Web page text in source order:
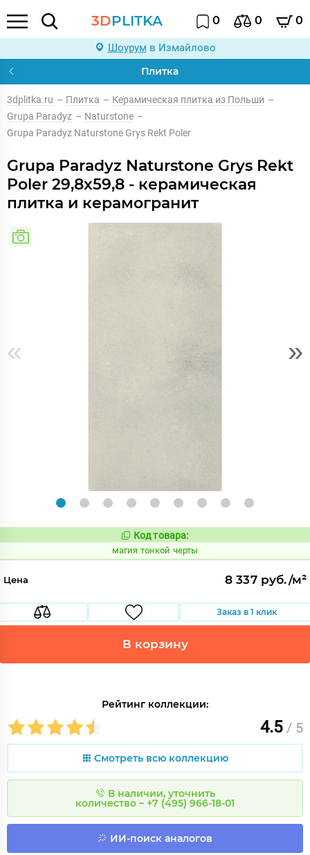
3DPLITKA 0 0 0
Шоурум в Измайлово
Плитка
3dplitka.ru – Плитка – Керамическая плитка из Польши –
Grupa Paradyz – Naturstone –
Grupa Paradyz Naturstone Grys Rekt Poler
Grupa Paradyz Naturstone Grys Rekt
Poler 29,8x59,8 - керамическая
плитка и керамогранит
« »
Код:
919120
Код товара:
магия тонкой черты
Цена 8 337 руб./м²
Заказ в 1 клик
В корзину
Рейтинг коллекции:
4.5 / 5
Смотреть всю коллекцию
В наличии, уточнить
количество – +7 (495) 966-18-01
ИИ-поиск аналогов